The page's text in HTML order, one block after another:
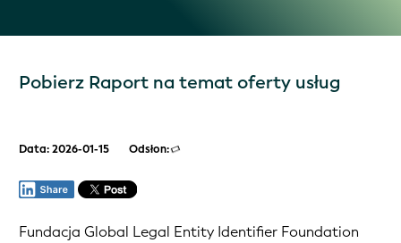
Pobierz Raport na temat oferty usług
Data: 2026-01-15 Odsłon:
Fundacja Global Legal Entity Identifier Foundation